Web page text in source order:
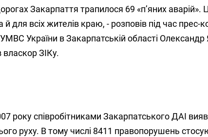
Закарпаття трапилося 69 «п’яних
й для всіх жителів краю, - розповів під час прес-
України в Закарпатській області
власкор ЗІКу.
року співробітниками Закарпатського ДАІ
руху. В тому числі 8411 правопорушень